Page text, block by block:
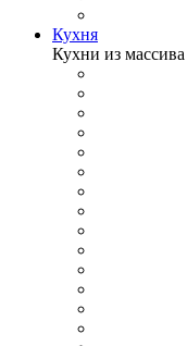
Кухня
Кухни из массива